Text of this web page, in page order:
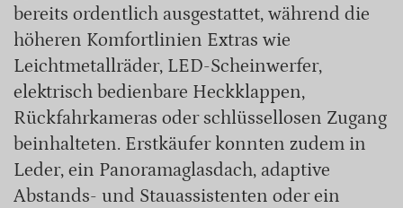
bereits ordentlich ausgestattet, während die
höheren Komfortlinien Extras wie
Leichtmetallräder, LED-Scheinwerfer,
elektrisch bedienbare Heckklappen,
Rückfahrkameras oder schlüssellosen Zugang
beinhalteten. Erstkäufer konnten zudem in
Leder, ein Panoramaglasdach, adaptive
Abstands- und Stauassistenten oder ein